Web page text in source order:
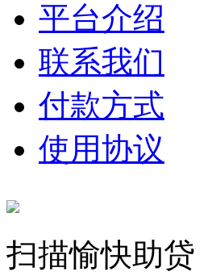
平台介绍
联系我们
付款方式
使用协议
扫描愉快助贷